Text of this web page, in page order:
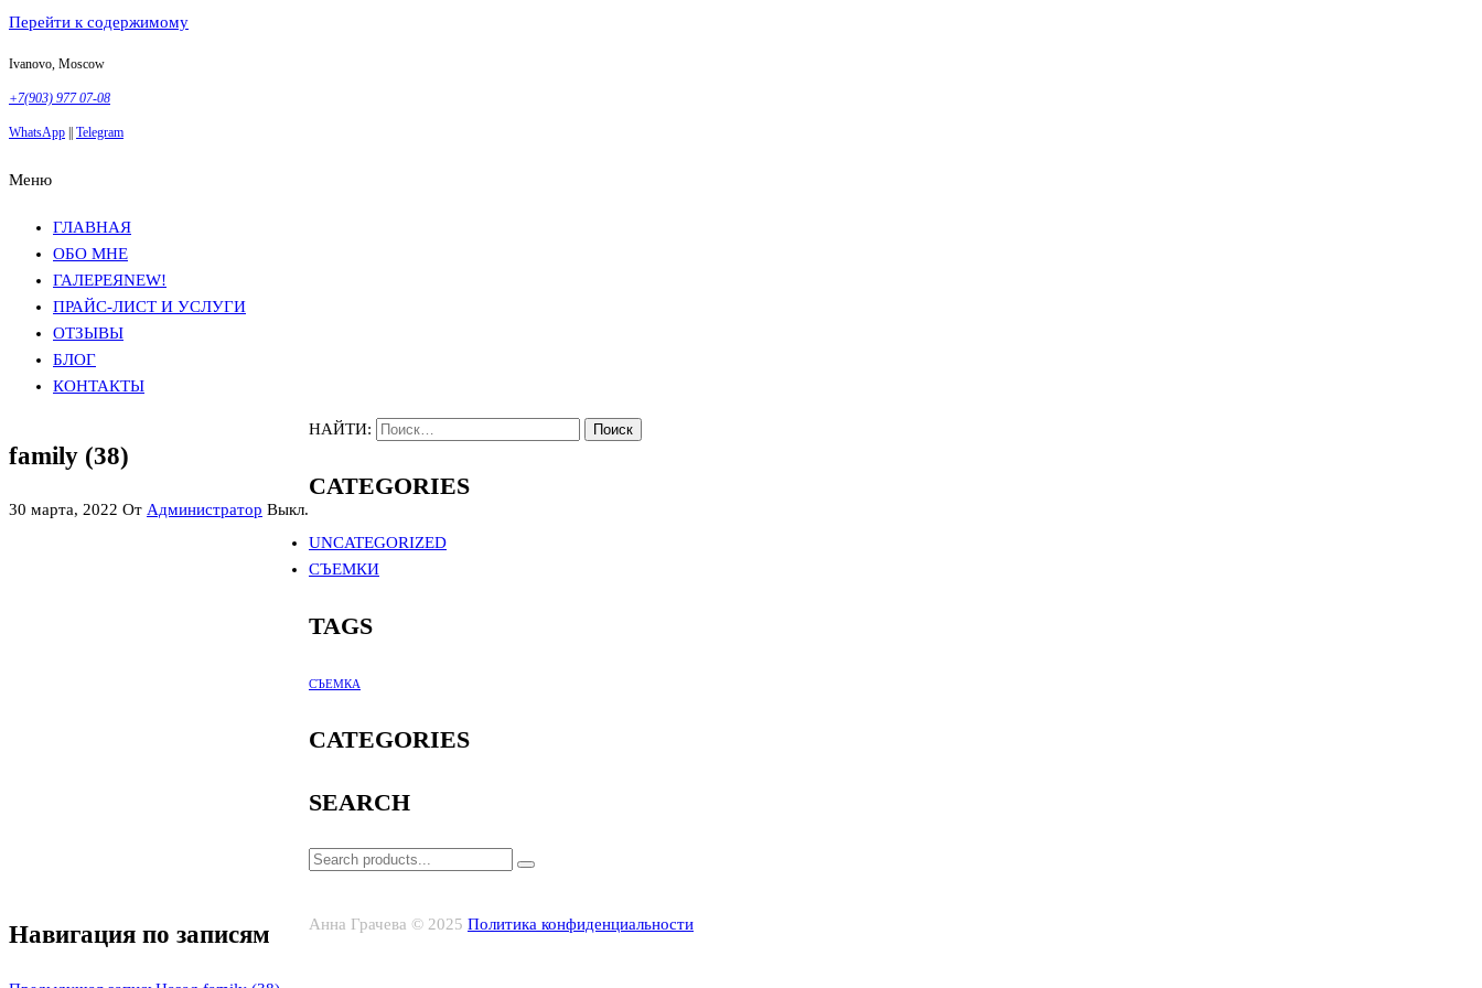
Перейти к содержимому
Ivanovo, Moscow
+7(903) 977 07-08
WhatsApp Telegram
Меню
ГЛАВНАЯ
ОБО МНЕ
ГАЛЕРЕЯNEW!
ПРАЙС-ЛИСТ И УСЛУГИ
ОТЗЫВЫ
БЛОГ
КОНТАКТЫ
family (38)
30 марта, 2022 От Администратор Выкл.
Навигация по записям
НАЙТИ:
CATEGORIES
UNCATEGORIZED
СЪЕМКИ
TAGS
СЪЕМКА
CATEGORIES
SEARCH
Анна Грачева © 2025 Политика конфиденциальности